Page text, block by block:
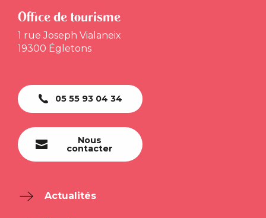
Office de tourisme
1 rue Joseph Vialaneix
19300 Égletons
05 55 93 04 34
Nous
contacter
Actualités